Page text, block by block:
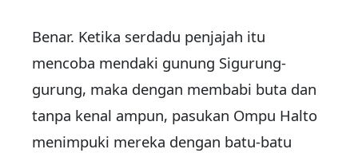
Benar. Ketika serdadu penjajah itu
mencoba mendaki gunung Sigurung-
gurung, maka dengan membabi buta dan
tanpa kenal ampun, pasukan Ompu Halto
menimpuki mereka dengan batu-batu